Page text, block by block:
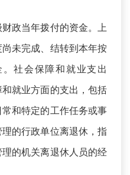
政当年拨付的资金。上
未完成、结转到本年按
社会保障和就业支出
和就业方面的支出，包括
和特定的工作任务或事
的行政单位离退休，指
的机关离退休人员的经